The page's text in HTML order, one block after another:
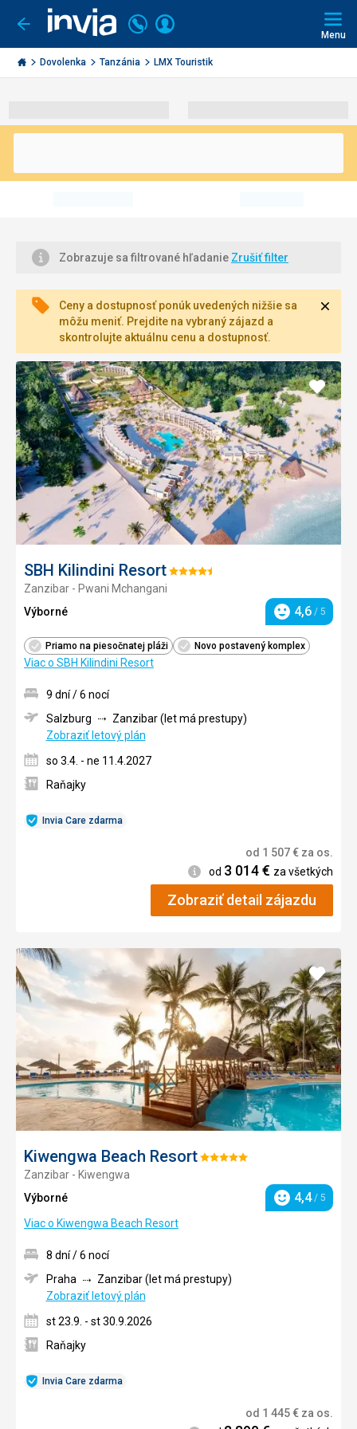
Ísť
späť
Invia.sk
Volajte
+421
2
3221
Prihlásiť
Menu
Dovolenka Tanzánia LMX Touristik
Zobrazuje sa filtrované hľadanie Zrušiť filter
Ceny a dostupnosť ponúk uvedených nižšie sa
môžu meniť. Prejdite na vybraný zájazd a
skontrolujte aktuálnu cenu a dostupnosť.
SBH Kilindini ResortHodnotenie:
Zanzibar - Pwani Mchangani
Výborné
Hodnotenie
4,6 / 5
Priamo na piesočnatej pláži Novo postavený komplex
Viac o SBH Kilindini Resort
Pridať
do
Invia Care zdarma
9 dní / 6 nocí
Salzburg
Zanzibar (let má prestupy)
Zobraziť letový plán
so 3.4. - ne 11.4.2027
Raňajky
od 1 507€ za os.
Informácie
od 3 014€ za všetkých
Zobraziť detail zájazdu
Kiwengwa Beach ResortHodnotenie:
Zanzibar - Kiwengwa
Výborné
Hodnotenie
4,4/ 5
Viac o Kiwengwa Beach Resort
Pridať
do
Invia Care zdarma
8 dní / 6 nocí
Praha
Zanzibar (let má prestupy)
Zobraziť letový plán
st 23.9. - st 30.9.2026
Raňajky
od 1 445€ za os.